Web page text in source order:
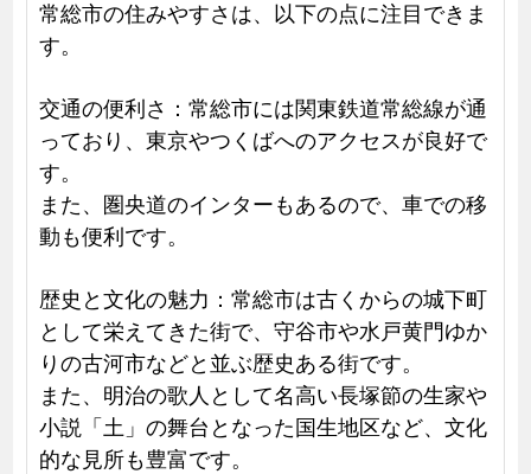
常総市の住みやすさは、以下の点に注目できま
す。
交通の便利さ：常総市には関東鉄道常総線が通
っており、東京やつくばへのアクセスが良好で
す。
また、圏央道のインターもあるので、車での移
動も便利です。
歴史と文化の魅力：常総市は古くからの城下町
として栄えてきた街で、守谷市や水戸黄門ゆか
りの古河市などと並ぶ歴史ある街です。
また、明治の歌人として名高い長塚節の生家や
小説「土」の舞台となった国生地区など、文化
的な見所も豊富です。